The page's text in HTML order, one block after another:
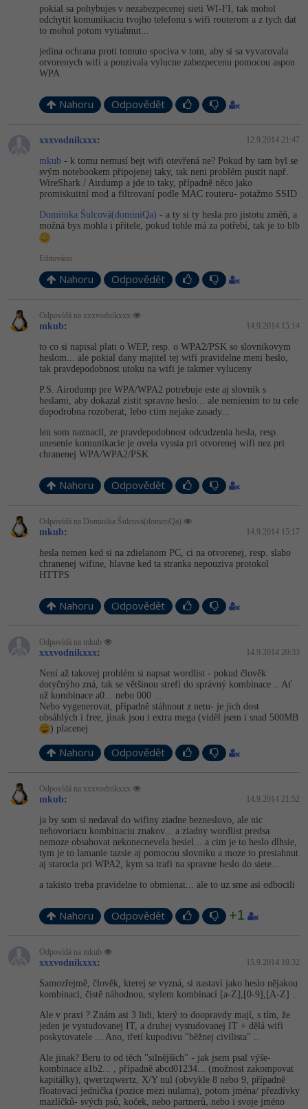
pokial sa pohybujes v nezabezpecenej sieti WI-FI, tak mohol
odchytit komunikaciu tvojho telefonu s wifi routerom a z tych dat
to mohol potom vytiahnut...
jedina ochrana proti tomuto spociva v tom, aby si sa vyvarovala
otvorenych wifi a pouzivala vylucne zabezpecenu pomocou aspon
WPA
Nahoru Odpovědět
xxxvodnikxxx: 12.9.2014 21:47
mkub - k tomu nemusí bejt wifi otevřená ne? Pokud by tam byl se
svým notebookem připojenej taky, tak neni problém pustit např.
WireShark / Airdump a jde to taky, případně něco jako
promiskuitní mod a filtrovaní podle MAC routeru- potažmo SSID
Dominika Šulcová(dominiQa) - a ty si ty hesla pro jistotu změň, a
možná bys mohla i přítele, pokud tohle má za potřebí, tak je to blb
Editováno
Nahoru Odpovědět
Odpovídá na xxxvodnikxxx
mkub: 14.9.2014 15:14
to co si napisal plati o WEP, resp. o WPA2/PSK so slovnikovym
heslom... ale pokial dany majitel tej wifi pravidelne meni heslo,
tak pravdepodobnost utoku na wifi je takmer vyluceny
P.S. Airodump pre WPA/WPA2 potrebuje este aj slovnik s
heslami, aby dokazal zistit spravne heslo... ale nemienim to tu cele
dopodrobna rozoberat, lebo ctim nejake zasady...
len som naznacil, ze pravdepodobnost odcudzenia hesla, resp.
unesenie komunikacie je ovela vyssia pri otvorenej wifi nez pri
chranenej WPA/WPA2/PSK
Nahoru Odpovědět
Odpovídá na Dominika Šulcová(dominiQa)
mkub: 14.9.2014 15:17
hesla nemen ked si na zdielanom PC, ci na otvorenej, resp. slabo
chranenej wifine, hlavne ked ta stranka nepouziva protokol
HTTPS
Nahoru Odpovědět
Odpovídá na mkub
xxxvodnikxxx: 14.9.2014 20:33
Není až takovej problém si napsat wordlist - pokud člověk
dotyčnýho zná, tak se většinou strefí do správný kombinace .. Ať
už kombinace a0... nebo 000 ...
Nebo vygenerovat, případně stáhnout z netu- je jich dost
obsáhlých i free, jinak jsou i extra mega (viděl jsem i snad 500MB
) placenej
Nahoru Odpovědět
Odpovídá na xxxvodnikxxx
mkub: 14.9.2014 21:52
ja by som si nedaval do wifiny ziadne bezneslovo, ale nic
nehovoriacu kombinaciu znakov... a ziadny wordlist predsa
nemoze obsahovat nekonecnevela hesiel... a cim je to heslo dlhsie,
tym je to lamanie tazsie aj pomocou slovniku a moze to presiahnut
aj starocia pri WPA2, kym sa trafi na spravne heslo do siete...
a takisto treba pravidelne to obmienat... ale to uz sme asi odbocili
Nahoru Odpovědět +1
Odpovídá na mkub
xxxvodnikxxx: 15.9.2014 10:32
Samozřejmě, člověk, kterej se vyzná, si nastaví jako heslo nějakou
kombinaci, čistě náhodnou, stylem kombinací [a-Z],[0-9],[A-Z] ..
Ale v praxi ? Znám asi 3 lidi, který to doopravdy mají, s tím, že
jeden je vystudovanej IT, a druhej vystudovanej IT + dělá wifi
poskytovatele ... Ano, třetí kupodivu "běžnej civilista" ..
Ale jinak? Beru to od těch "silnějších" - jak jsem psal výše-
kombinace a1b2... , případně abcd01234... (možnost zakompovat
kapitálky), qwertzqwertz, X/Y nul (obvykle 8 nebo 9, případně
floatovací jednička (pozice mezi nulama), potom jména/ přezdívky
mazlíčků- svých psů, koček, nebo partnerů, nebo i svoje jméno